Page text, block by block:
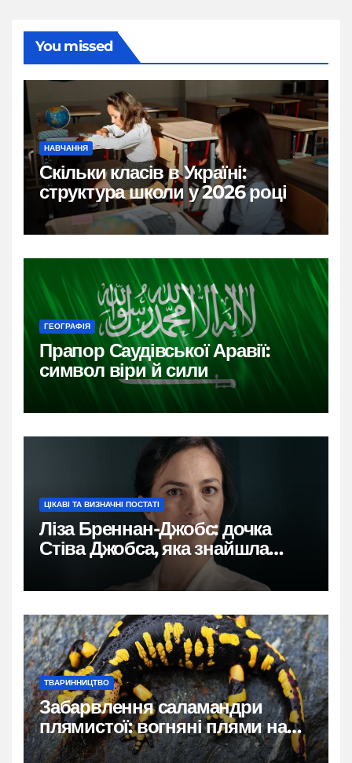
You missed
НАВЧАННЯ
Скільки класів в Україні:
структура школи у 2026 році
ГЕОГРАФІЯ
Прапор Саудівської Аравії:
символ віри й сили
ЦІКАВІ ТА ВИЗНАЧНІ ПОСТАТІ
Ліза Бреннан-Джобс: дочка
Стіва Джобса, яка знайшла
власний голос
ТВАРИННИЦТВО
Забарвлення саламандри
плямистої: вогняні плями на
чорному тлі